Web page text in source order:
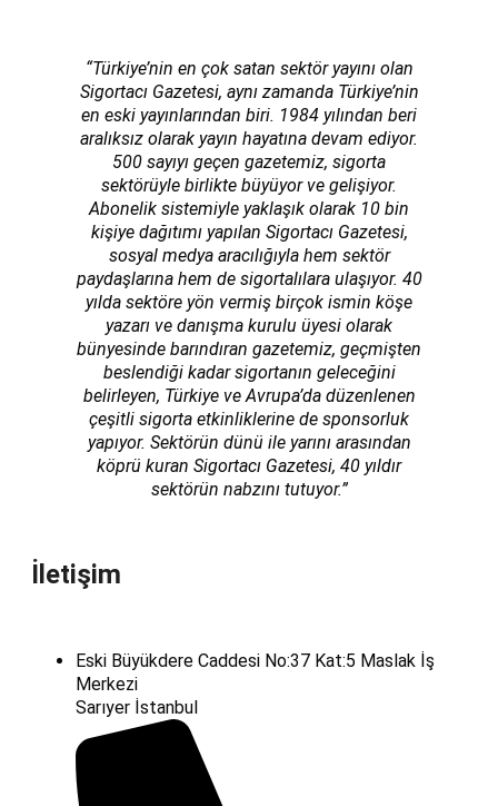
“Türkiye’nin en çok satan sektör yayını olan
Sigortacı Gazetesi, aynı zamanda Türkiye’nin
en eski yayınlarından biri. 1984 yılından beri
aralıksız olarak yayın hayatına devam ediyor.
500 sayıyı geçen gazetemiz, sigorta
sektörüyle birlikte büyüyor ve gelişiyor.
Abonelik sistemiyle yaklaşık olarak 10 bin
kişiye dağıtımı yapılan Sigortacı Gazetesi,
sosyal medya aracılığıyla hem sektör
paydaşlarına hem de sigortalılara ulaşıyor. 40
yılda sektöre yön vermiş birçok ismin köşe
yazarı ve danışma kurulu üyesi olarak
bünyesinde barındıran gazetemiz, geçmişten
beslendiği kadar sigortanın geleceğini
belirleyen, Türkiye ve Avrupa’da düzenlenen
çeşitli sigorta etkinliklerine de sponsorluk
yapıyor. Sektörün dünü ile yarını arasından
köprü kuran Sigortacı Gazetesi, 40 yıldır
sektörün nabzını tutuyor.”
İletişim
Eski Büyükdere Caddesi No:37 Kat:5 Maslak İş
Merkezi
Sarıyer İstanbul